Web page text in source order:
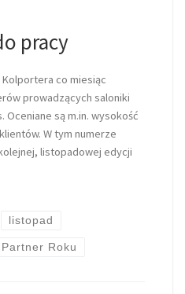
pracy
Kolportera co miesiąc
prowadzących saloniki
Oceniane są m.in. wysokość
W tym numerze
listopadowej edycji
listopad
Partner Roku